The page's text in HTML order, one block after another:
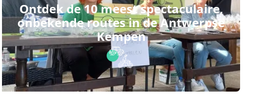
Ontdek de 10 meest spectaculaire,
onbekende routes in de Antwerpse
Kempen